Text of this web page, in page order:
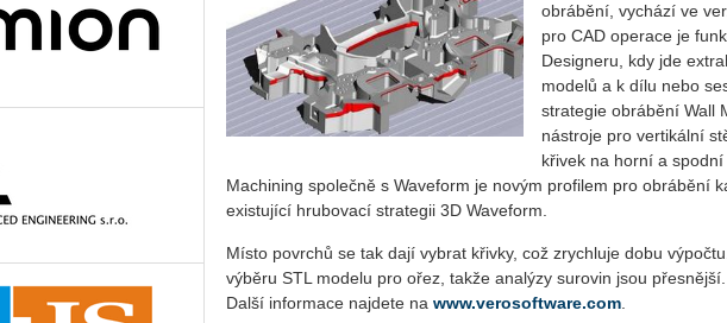
obrábění, vychází ve
pro CAD operace je
Designeru, kdy jde
modelů a k dílu nebo
strategie obrábění Wall
nástroje pro vertikální
křivek na horní a
Machining společně s Waveform je novým profilem pro obrábění
existující hrubovací strategii 3D Waveform.
Místo povrchů se tak dají vybrat křivky, což zrychluje dobu
výběru STL modelu pro ořez, takže analýzy surovin jsou přesnější.
Další informace najdete na www.verosoftware.com